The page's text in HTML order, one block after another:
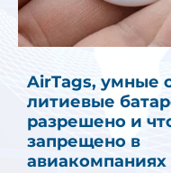
AirTags, умные
литиевые
разрешено и
запрещено в
авиакомпаниях